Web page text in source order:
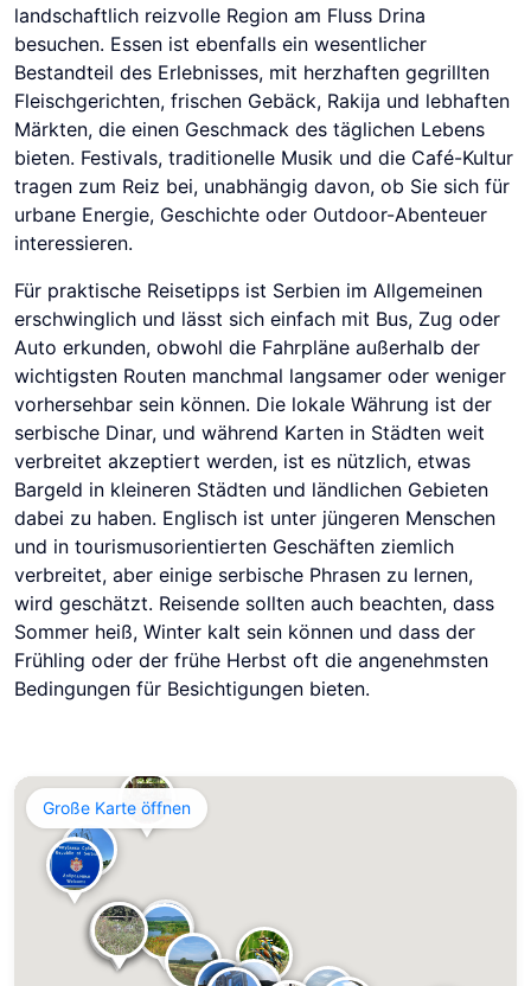
landschaftlich reizvolle Region am Fluss Drina
besuchen. Essen ist ebenfalls ein wesentlicher
Bestandteil des Erlebnisses, mit herzhaften gegrillten
Fleischgerichten, frischen Gebäck, Rakija und lebhaften
Märkten, die einen Geschmack des täglichen Lebens
bieten. Festivals, traditionelle Musik und die Café-Kultur
tragen zum Reiz bei, unabhängig davon, ob Sie sich für
urbane Energie, Geschichte oder Outdoor-Abenteuer
interessieren.
Für praktische Reisetipps ist Serbien im Allgemeinen
erschwinglich und lässt sich einfach mit Bus, Zug oder
Auto erkunden, obwohl die Fahrpläne außerhalb der
wichtigsten Routen manchmal langsamer oder weniger
vorhersehbar sein können. Die lokale Währung ist der
serbische Dinar, und während Karten in Städten weit
verbreitet akzeptiert werden, ist es nützlich, etwas
Bargeld in kleineren Städten und ländlichen Gebieten
dabei zu haben. Englisch ist unter jüngeren Menschen
und in tourismusorientierten Geschäften ziemlich
verbreitet, aber einige serbische Phrasen zu lernen,
wird geschätzt. Reisende sollten auch beachten, dass
Sommer heiß, Winter kalt sein können und dass der
Frühling oder der frühe Herbst oft die angenehmsten
Bedingungen für Besichtigungen bieten.
Große Karte öffnen